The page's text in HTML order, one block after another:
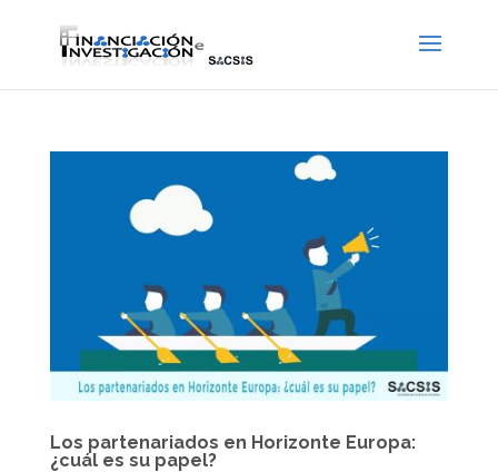
Los partenariados en Horizonte Europa:
¿cuál es su papel?